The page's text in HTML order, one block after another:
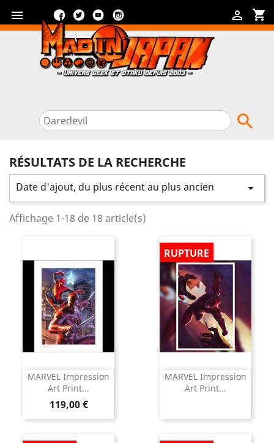
 shopping_cart

FacebookTwitterYouTube

RÉSULTATS DE LA RECHERCHE
Date d'ajout, du plus récent au plus ancien 
Affichage 1-18 de 18 article(s)
MARVEL Impression
Art Print...
Prix
119,00 €
MARVEL Impression
Art Print...
RUPTURE